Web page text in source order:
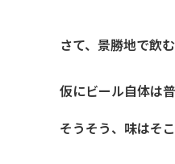
さて、景勝地で飲
仮にビール自体は
そうそう、味はそ